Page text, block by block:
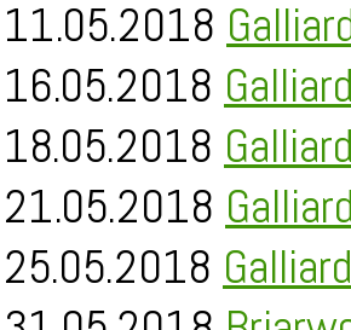
11.05.2018
16.05.2018
18.05.2018
21.05.2018
25.05.2018